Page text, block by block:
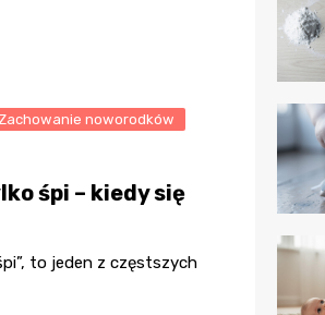
Zachowanie noworodków
śpi – kiedy się
to jeden z częstszych